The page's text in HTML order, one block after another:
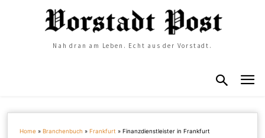
Nah dran am Leben. Echt aus der Vorstadt.
Home »Branchenbuch »Frankfurt »Finanzdienstleister in Frankfurt